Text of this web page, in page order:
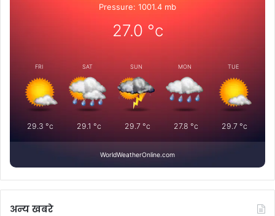
Pressure: 1001.4 mb
27.0 °c
FRI
29.3 °c
SAT
29.1 °c
SUN
29.7°c
MON
27.8 °c
TUE
29.7 °c
WorldWeatherOnline.com
अन्य खबरे